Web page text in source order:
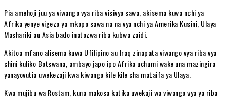
Pia amehoji juu ya viwango vya riba visivyo sawa, akisema kuwa nchi ya
Afrika yenye vigezo ya mkopo sawa na na vya nchi ya Amerika Kusini, Ulaya
Mashariki au Asia bado inatozwa riba kubwa zaidi.
Akitoa mfano alisema kuwa Ufilipino au Iraq zinapata viwango vya riba vya
chini kuliko Botswana, ambayo japo ipo Afrika uchumi wake una mazingira
yanayovutia uwekezaji kwa kiwango kile kile cha mataifa ya Ulaya.
Kwa mujibu wa Rostam, kuna makosa katika uwekaji wa viwango vya ya riba